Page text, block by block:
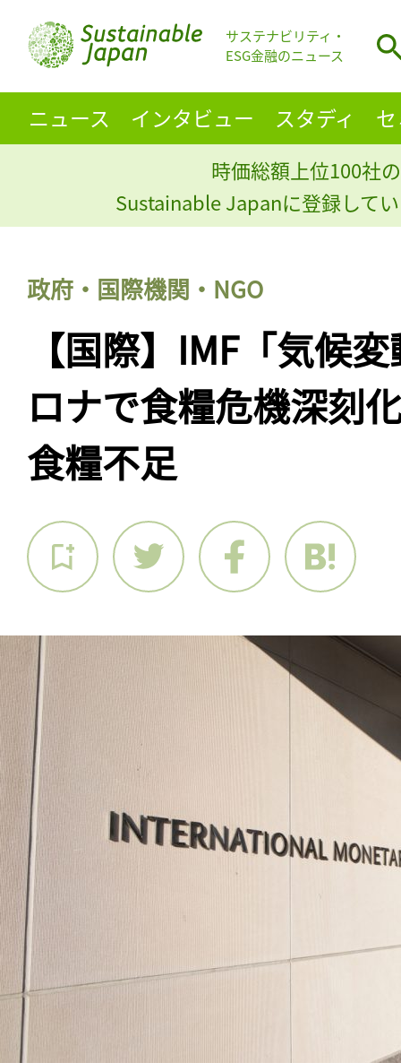
サステナビリティ・
ESG金融のニュース
ニュース インタビュー スタディ
時価総額上位100社
Sustainable Japanに登録して
政府・国際機関・NGO
【国際】IMF「気候
ロナで食糧危機深刻
食糧不足